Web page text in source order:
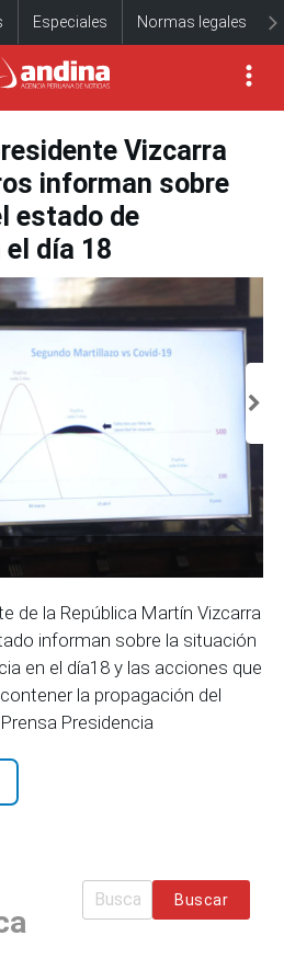
Especiales Normas legales
Vizcarra
informan sobre
estado de
el día 18
de la República Martín Vizcarra
informan sobre la situación
en el día18 y las acciones que
la propagación del
Presidencia
Buscar